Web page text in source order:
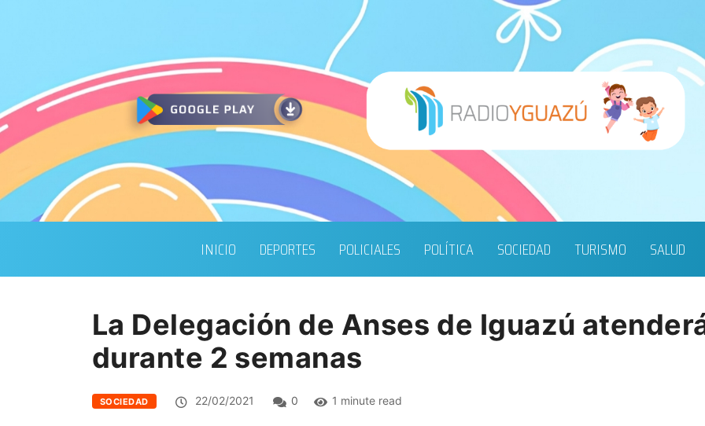
INICIO DEPORTES POLICIALES POLÍTICA SOCIEDAD TURISMO SALUD
La Delegación de Anses de Iguazú
durante 2 semanas
SOCIEDAD 22/02/2021 0 1 minute read